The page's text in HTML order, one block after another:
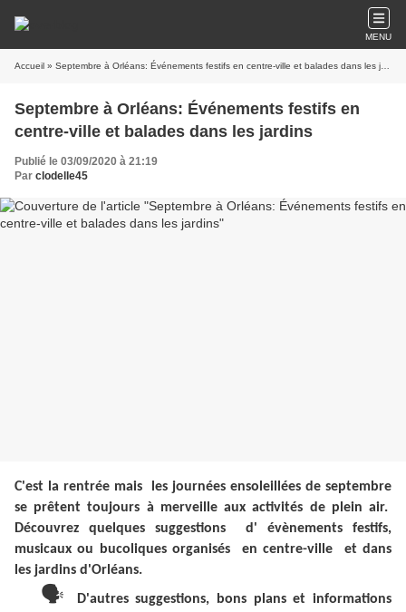
MENU
Accueil » Septembre à Orléans: Événements festifs en centre-ville et balades dans les jardins
Septembre à Orléans: Événements festifs en
centre-ville et balades dans les jardins
Publié le 03/09/2020 à 21:19
Par clodelle45
C'est la rentrée mais les journées ensoleillées de septembre
se prêtent toujours à merveille aux activités de plein air.
Découvrez quelques suggestions d' évènements festifs,
musicaux ou bucoliques organisés en centre-ville et dans
les jardins d'Orléans.
🗣
D'autres suggestions, bons plans et informations